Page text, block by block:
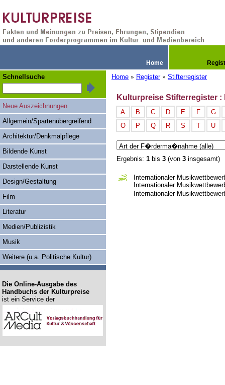
Home
Home » Register » Stifterregister
Kulturpreise Stifterregister :
A B C D E F
G
O
P Q R S T U
Ergebnis: 1 bis 3 (von 3 insgesamt)
Internationaler
Internationaler
Internationaler
Schnellsuche
Neue Auszeichnungen
Allgemein/Spartenübergreifend
Architektur/Denkmalpflege
Bildende Kunst
Darstellende Kunst
Design/Gestaltung
Film
Literatur
Medien/Publizistik
Musik
Weitere (u.a. Politische Kultur)
Die Online-Ausgabe des
Handbuchs der Kulturpreise
ist ein Service der